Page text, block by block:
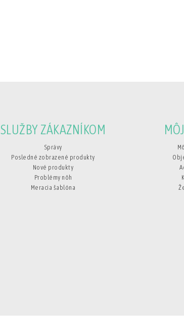
SLUŽBY ZÁKAZNÍKOM
Správy
Posledné zobrazené produkty
Nové produkty
Problémy nôh
Meracia šablóna